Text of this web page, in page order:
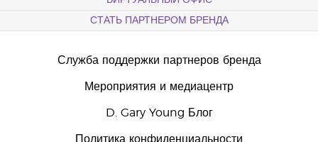
СТАТЬ ПАРТНЕРОМ БРЕНДА
Служба поддержки партнеров бренда
Мероприятия и медиацентр
D. Gary Young Блог
Политика конфиденциальности